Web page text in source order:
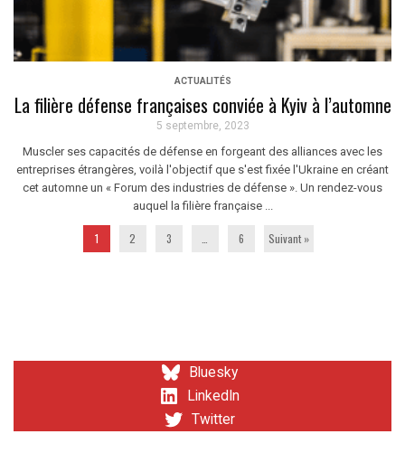
ACTUALITÉS
La filière défense françaises conviée à Kyiv à l’automne
5 septembre, 2023
Muscler ses capacités de défense en forgeant des alliances avec les
entreprises étrangères, voilà l'objectif que s'est fixée l'Ukraine en créant
cet automne un « Forum des industries de défense ». Un rendez-vous
auquel la filière française ...
1 2 3 6 Suivant »
Bluesky
LinkedIn
Twitter